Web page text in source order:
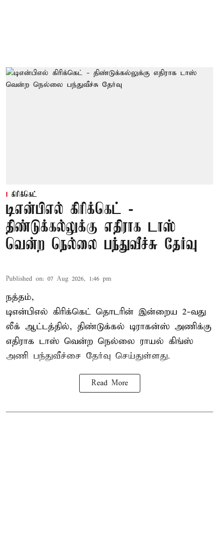
கிரிக்கெட்
டிஎன்பிஎல் கிரிக்கெட் -
திண்டுக்கல்லுக்கு எதிராக டாஸ்
வென்ற நெல்லை பந்துவீச்சு தேர்வு
Published on: 07 Aug 2026, 1:46 pm
நத்தம்,
டிஎன்பிஎல் கிரிக்கெட் தொடரின் இன்றைய 2-வது
லீக் ஆட்டத்தில், திண்டுக்கல் டிராகன்ஸ் அணிக்கு
எதிராக டாஸ் வென்ற நெல்லை ராயல் கிங்ஸ்
அணி பந்துவீச்சை தேர்வு செய்துள்ளது.
Read More